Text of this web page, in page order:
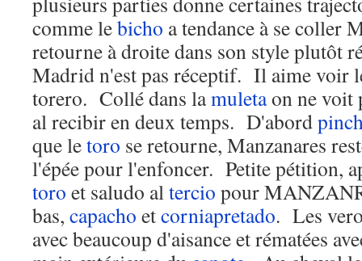
comme lebicho a tendance à se coller
retourne à droite dans son style plutôt
Madrid n'est pas réceptif. Il aime voir
torero. Collé dans lamuletaon ne voit
al recibir en deux temps. D'abord
que letoro se retourne, Manzanares
l'épée pour l'enfoncer. Petite pétition,
toro et saludo altercio pour
bas, capacho etcorniapretado. Les
avec beaucoup d'aisance et rématées